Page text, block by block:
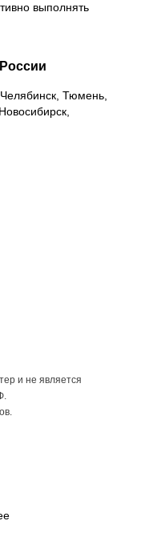
выполнять
Тюмень,
и не является